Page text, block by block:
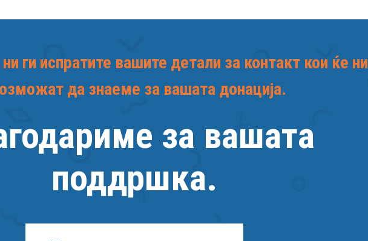
ги испратите вашите детали за контакт кои ќе ни
да знаеме за вашата донација.
за вашата
поддршка.